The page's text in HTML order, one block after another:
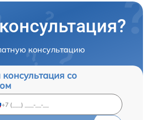
консультацию
со